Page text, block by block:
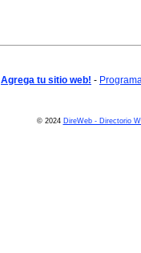
Agrega tu sitio web! -
© 2024 DireWeb - Directorio